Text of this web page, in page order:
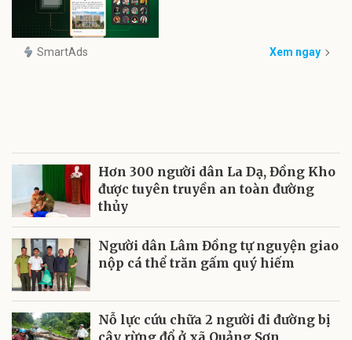
SmartAds Xem ngay
Hơn 300 người dân La Dạ, Đồng Kho
được tuyên truyền an toàn đường
thủy
Người dân Lâm Đồng tự nguyện giao
nộp cá thể trăn gấm quý hiếm
Nỗ lực cứu chữa 2 người đi đường bị
cây rừng đổ ở xã Quảng Sơn